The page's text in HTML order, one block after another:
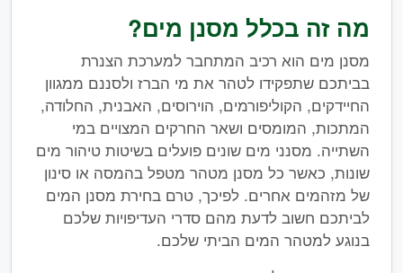
מה זה בכלל מסנן מים?
מסנן מים הוא רכיב המתחבר למערכת הצנרת
בביתכם שתפקידו לטהר את מי הברז ולסננם ממגוון
החיידקים, הקוליפורמים, הוירוסים, האבנית, החלודה,
המתכות, המומסים ושאר החרקים המצויים במי
השתייה. מסנני מים שונים פועלים בשיטות טיהור מים
שונות, כאשר כל מסנן מטהר מטפל בהמסה או סינון
של מזהמים אחרים. לפיכך, טרם בחירת מסנן המים
לביתכם חשוב לדעת מהם סדרי העדיפויות שלכם
בנוגע למטהר המים הביתי שלכם.